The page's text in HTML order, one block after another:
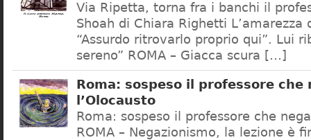
Via Ripetta, torna fra i banchi il
Shoah di Chiara Righetti L’amarezza
“Assurdo ritrovarlo proprio qui”. Lui
sereno” ROMA – Giacca scura […]
Roma: sospeso il professore che
l’Olocausto
Roma: sospeso il professore che
ROMA – Negazionismo, la lezione è